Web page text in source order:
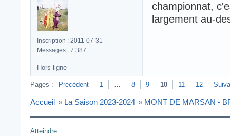
Inscription : 2011-07-31
Messages : 7 387
championnat,
largement au-
Hors ligne
Pages : Précédent 1 … 8 9 10 11 12
Accueil » La Saison 2023-2024 » MONT DE MARSAN -
Atteindre